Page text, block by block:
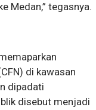
Medan,” tegasnya.
di kawasan
dipadati
disebut menjadi